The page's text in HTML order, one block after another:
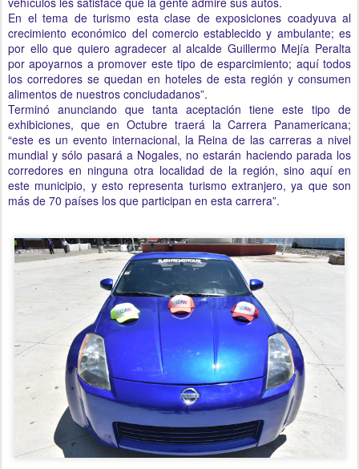
En el tema de turismo esta clase de exposiciones coadyuva al
crecimiento económico del comercio establecido y ambulante; es
por ello que quiero agradecer al alcalde Guillermo Mejía Peralta
por apoyarnos a promover este tipo de esparcimiento; aquí todos
los corredores se quedan en hoteles de esta región y consumen
alimentos de nuestros conciudadanos”.
Terminó anunciando que tanta aceptación tiene este tipo de
exhibiciones, que en Octubre traerá la Carrera Panamericana;
“este es un evento internacional, la Reina de las carreras a nivel
mundial y sólo pasará a Nogales, no estarán haciendo parada los
corredores en ninguna otra localidad de la región, sino aquí en
este municipio, y esto representa turismo extranjero, ya que son
más de 70 países los que participan en esta carrera”.